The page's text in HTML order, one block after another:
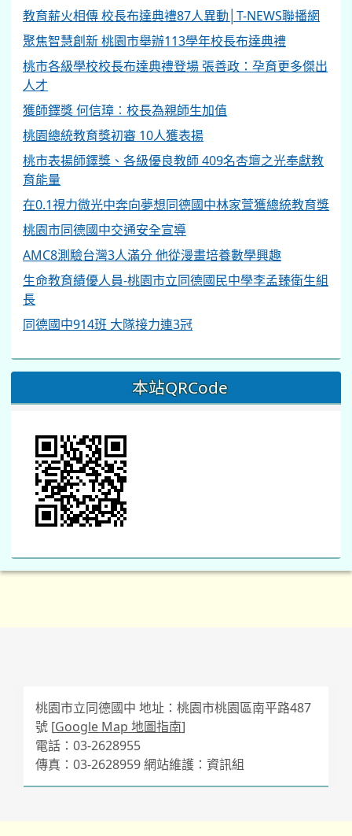
教育薪火相傳 校長布達典禮87人異動│T-NEWS聯播網
聚焦智慧創新 桃園市舉辦113學年校長布達典禮
桃市各級學校校長布達典禮登場 張善政：孕育更多傑出
人才
獲師鐸獎 何信璋︰校長為親師生加值
桃園總統教育獎初審 10人獲表揚
桃市表揚師鐸獎、各級優良教師 409名杏壇之光奉獻教
育能量
在0.1視力微光中奔向夢想同德國中林家萱獲總統教育獎
桃園市同德國中交通安全宣導
AMC8測驗台灣3人滿分 他從漫畫培養數學興趣
生命教育績優人員-桃園市立同德國民中學李孟臻衛生組
長
同德國中914班 大隊接力連3冠
本站QRCode
桃園市立同德國中 地址：桃園市桃園區南平路487
號 [Google Map 地圖指南]
電話：03-2628955
傳真：03-2628959 網站維護：資訊組